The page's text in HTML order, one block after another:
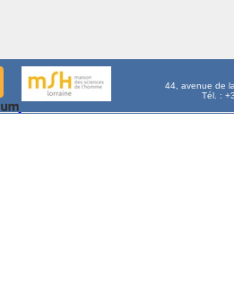
44, avenue de
Tél. :